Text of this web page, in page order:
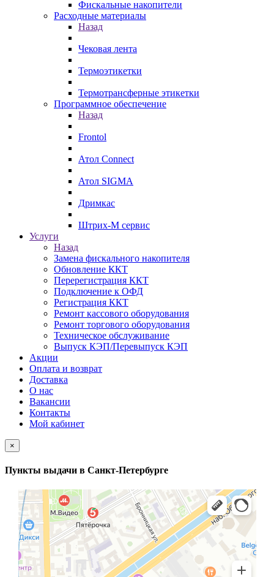
Фискальные накопители
Расходные материалы
Назад
Чековая лента
Термоэтикетки
Термотрансферные этикетки
Программное обеспечение
Назад
Frontol
Атол Connect
Атол SIGMA
Дримкас
Штрих-М сервис
Услуги
Назад
Замена фискального накопителя
Обновление ККТ
Перерегистрация ККТ
Подключение к ОФД
Регистрация ККТ
Ремонт кассового оборудования
Ремонт торгового оборудования
Техническое обслуживание
Выпуск КЭП/Перевыпуск КЭП
Акции
Оплата и возврат
Доставка
О нас
Вакансии
Контакты
Мой кабинет
×
Пункты выдачи в Санкт-Петербурге